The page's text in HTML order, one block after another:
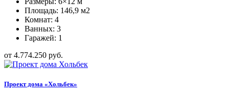
Площадь: 146,9 м2
Комнат: 4
Ванных: 3
Гаражей: 1
от 4.774.250 руб.
Проект дома «Хольбек»